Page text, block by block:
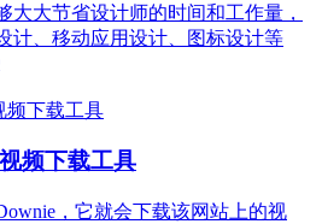
大大节省设计师的时间和工作量，
计、移动应用设计、图标设计等
频下载工具
，它就会下载该网站上的视